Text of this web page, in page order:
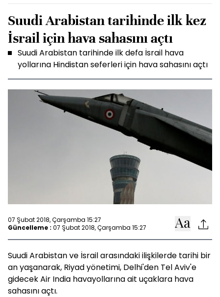
Suudi Arabistan tarihinde ilk kez
İsrail için hava sahasını açtı
Suudi Arabistan tarihinde ilk defa İsrail hava
yollarına Hindistan seferleri için hava sahasını açtı
07 Şubat 2018, Çarşamba 15:27
Güncelleme : 07 Şubat 2018, Çarşamba 15:27
Suudi Arabistan ve İsrail arasındaki ilişkilerde tarihi bir
an yaşanarak, Riyad yönetimi, Delhi'den Tel Aviv'e
gidecek Air India havayollarına ait uçaklara hava
sahasını açtı.